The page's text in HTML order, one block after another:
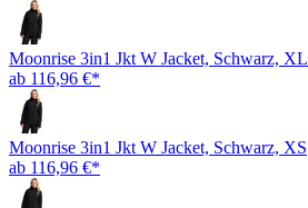
Moonrise 3in1 Jkt W Jacket, Schwarz, XL
ab 116,96 €*
Moonrise 3in1 Jkt W Jacket, Schwarz, XS
ab 116,96 €*